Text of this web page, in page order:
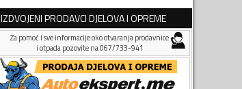
IZDVOJENI PRODAVCI DJELOVA I OPREME
Za pomoć i sve informacije oko otvaranja prodavnice
i otpada pozovite na 067/733-941